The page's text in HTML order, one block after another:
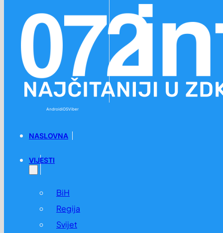
AndroidiOSViber
NASLOVNA
VIJESTI
BiH
Regija
Svijet